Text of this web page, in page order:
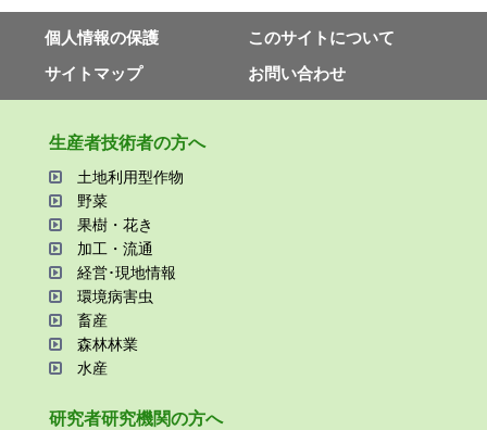
個⼈情報の保護
このサイトについて
サイトマップ
お問い合わせ
⽣産者技術者の⽅へ
⼟地利⽤型作物
野菜
果樹・花き
加⼯・流通
経営･現地情報
環境病害⾍
畜産
森林林業
⽔産
研究者研究機関の⽅へ